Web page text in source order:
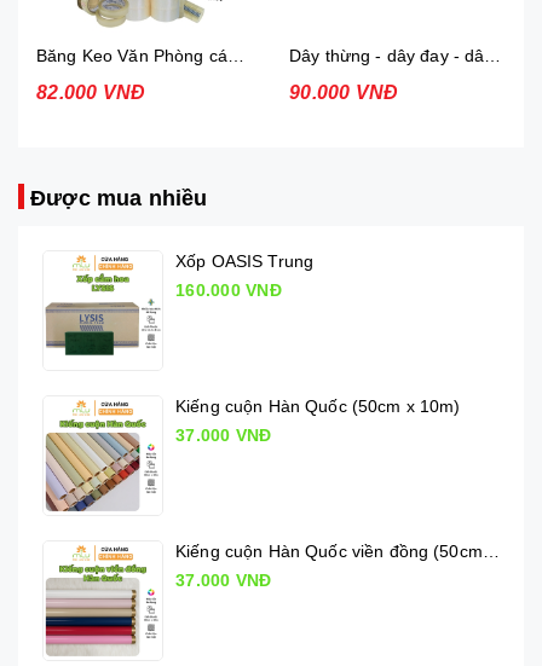
82.000 VNĐ 90.000 VNĐ
Được mua nhiều
Xốp OASIS Trung
160.000 VNĐ
Kiếng cuộn Hàn Quốc (50cm x 10m)
37.000 VNĐ
37.000 VNĐ